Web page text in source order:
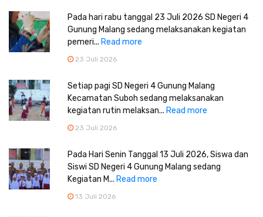
Pada hari rabu tanggal 23 Juli 2026 SD Negeri 4
Gunung Malang sedang melaksanakan kegiatan
pemeri... Read more
23 Juli 2026
Setiap pagi SD Negeri 4 Gunung Malang
Kecamatan Suboh sedang melaksanakan
kegiatan rutin melaksan... Read more
23 Juli 2026
Pada Hari Senin Tanggal 13 Juli 2026, Siswa dan
Siswi SD Negeri 4 Gunung Malang sedang
Kegiatan M... Read more
13 Juli 2026